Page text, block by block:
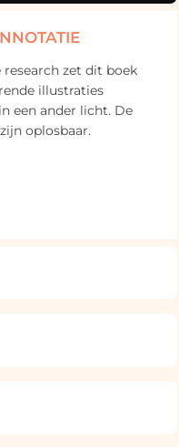
zet dit boek
illustraties
een ander licht. De
oplosbaar.